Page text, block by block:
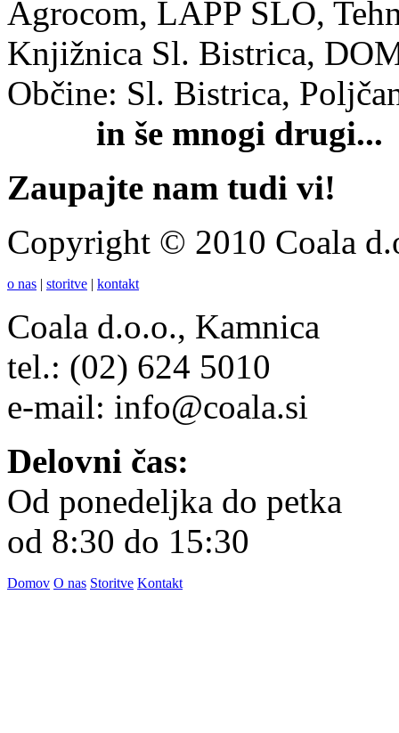
Agrocom, LAPP SLO,
Knjižnica Sl. Bistrica,
Občine: Sl. Bistrica,
in še mnogi drugi...
Zaupajte nam tudi vi!
Copyright © 2010 Coala
o nas | storitve | kontakt
Coala d.o.o., Kamnica
tel.: (02) 624 5010
e-mail: info@coala.si
Delovni čas:
Od ponedeljka do petka
od 8:30 do 15:30
Domov O nas Storitve Kontakt